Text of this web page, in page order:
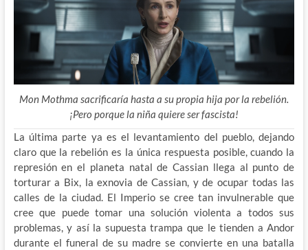
Mon Mothma sacrificaría hasta a su propia hija por la rebelión.
¡Pero porque la niña quiere ser fascista!
La última parte ya es el levantamiento del pueblo, dejando
claro que la rebelión es la única respuesta posible, cuando la
represión en el planeta natal de Cassian llega al punto de
torturar a Bix, la exnovia de Cassian, y de ocupar todas las
calles de la ciudad. El Imperio se cree tan invulnerable que
cree que puede tomar una solución violenta a todos sus
problemas, y así la supuesta trampa que le tienden a Andor
durante el funeral de su madre se convierte en una batalla